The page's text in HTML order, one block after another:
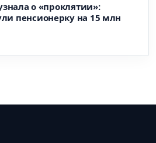
о «проклятии»:
пенсионерку на 15 млн